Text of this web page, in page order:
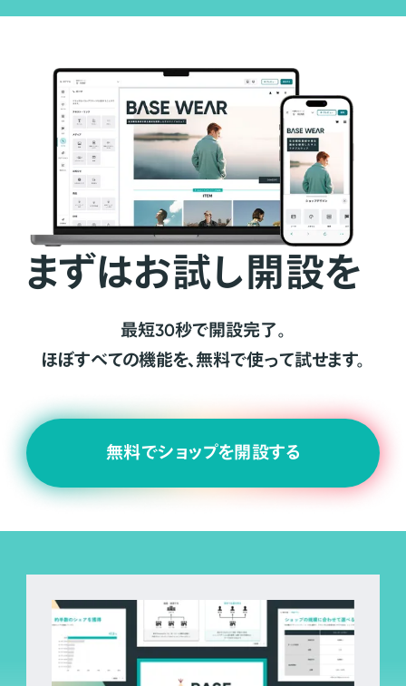
まずはお試し開設を
最短30秒で開設完了。
ほぼすべての機能を、無料で使って試せます。
無料でショップを開設する